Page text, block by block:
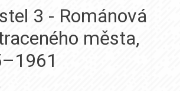
3 - Románová
města,